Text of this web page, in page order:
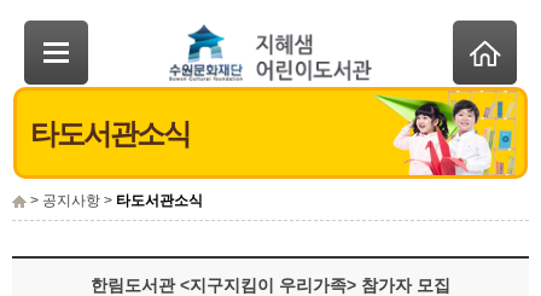
> 공지사항 > 타도서관소식
타도서관소식
한림도서관 <지구지킴이 우리가족> 참가자 모집